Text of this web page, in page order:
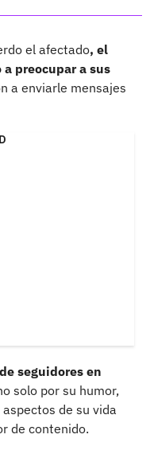
el afectado, el
preocupar a sus
a enviarle mensajes
seguidores en
solo por su humor,
de su vida
de contenido.